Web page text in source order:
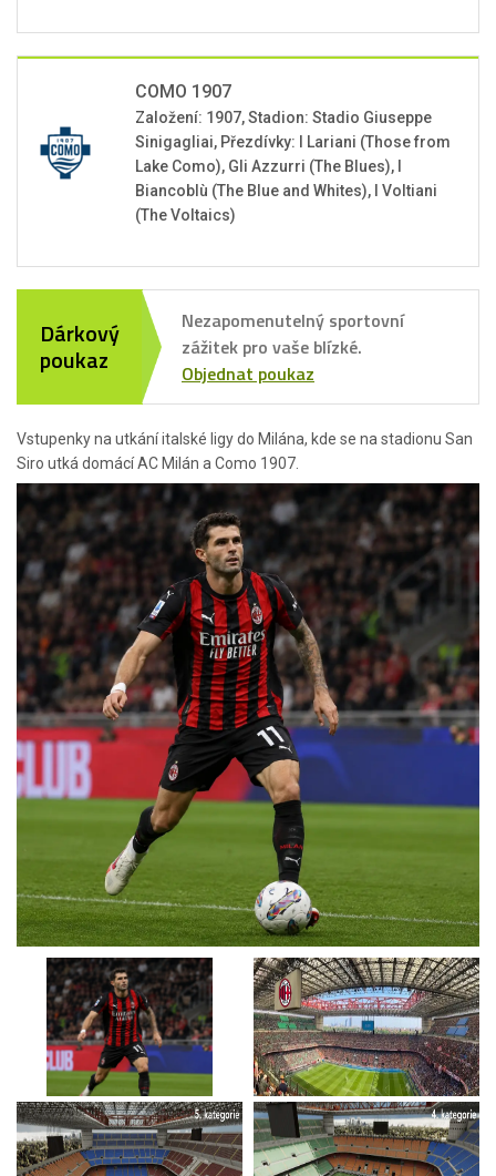
Vstupenky na utkání italské ligy do Milána, kde se na stadionu San
Siro utká domácí AC Milán a Como 1907.
COMO 1907
Založení: 1907, Stadion: Stadio Giuseppe
Sinigagliai, Přezdívky: I Lariani (Those from
Lake Como), Gli Azzurri (The Blues), I
Biancoblù (The Blue and Whites), I Voltiani
(The Voltaics)
Dárkový
poukaz
Nezapomenutelný sportovní
zážitek pro vaše blízké.
Objednat poukaz